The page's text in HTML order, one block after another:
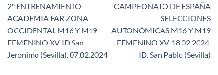
2º ENTRENAMIENTO
ACADEMIA FAR ZONA
OCCIDENTAL M16 Y M19
FEMENINO XV. ID San
Jeronimo (Sevilla). 07.02.2024
CAMPEONATO DE ESPAÑA
SELECCIONES
AUTONÓMICAS M16 Y M19
FEMENINO XV. 18.02.2024.
ID. San Pablo (Sevilla)